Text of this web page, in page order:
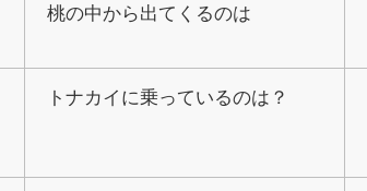
桃の中から出てくるのは
トナカイに乗っているのは？